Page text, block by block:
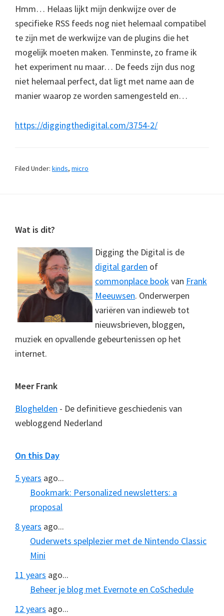
Hmm… Helaas lijkt mijn denkwijze over de
specifieke RSS feeds nog niet helemaal compatibel
te zijn met de werkwijze van de plugins die het
mogelijk moeten maken. Tenminste, zo frame ik
het experiment nu maar… De feeds zijn dus nog
niet helemaal perfect, dat ligt met name aan de
manier waarop ze worden samengesteld en…
https://diggingthedigital.com/3754-2/
Filed Under: kinds, micro
Footer
Wat is dit?
Digging the Digital is de
digital garden of
commonplace bookvan Frank
Meeuwsen. Onderwerpen
variëren van indieweb tot
nieuwsbrieven, bloggen,
muziek en opvallende gebeurtenissen op het
internet.
Meer Frank
Bloghelden - De definitieve geschiedenis van
webloggend Nederland
On this Day
5 years ago...
Bookmark: Personalized newsletters: a
proposal
8 years ago...
Ouderwets spelplezier met de Nintendo Classic
Mini
11 years ago...
Beheer je blog met Evernote en CoSchedule
12 years ago...